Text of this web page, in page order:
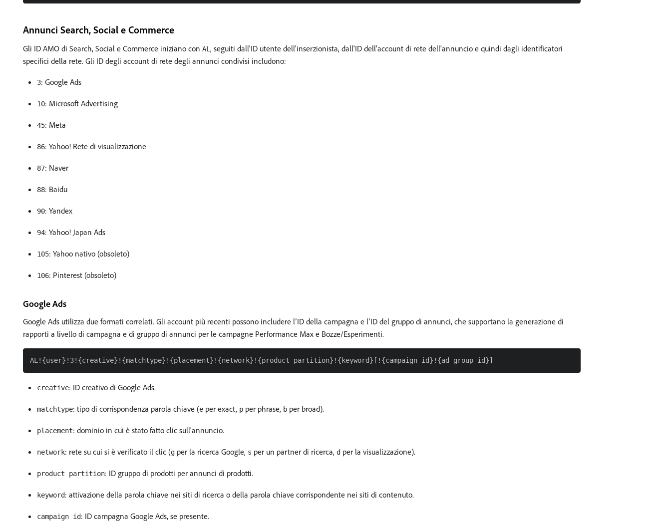
Annunci Search, Social e Commerce
Gli ID AMO di Search, Social e Commerce iniziano con AL , seguiti dall'ID utente dell'inserzionista, dall'ID dell'account di rete dell'annuncio e quindi dagli identificatori
specifici della rete. Gli ID degli account di rete degli annunci condivisi includono:
3: Google Ads
10: Microsoft Advertising
45: Meta
86: Yahoo! Rete di visualizzazione
87: Naver
88: Baidu
90: Yandex
94: Yahoo! Japan Ads
105: Yahoo nativo (obsoleto)
106: Pinterest (obsoleto)
Google Ads
Google Ads utilizza due formati correlati. Gli account più recenti possono includere l’ID della campagna e l’ID del gruppo di annunci, che supportano la generazione di
rapporti a livello di campagna e di gruppo di annunci per le campagne Performance Max e Bozze/Esperimenti.
creative: ID creativo di Google Ads.
matchtype: tipo di corrispondenza parola chiave (e per exact, p per phrase, b per broad).
placement: dominio in cui è stato fatto clic sull'annuncio.
network: rete su cui si è verificato il clic (g per la ricerca Google, s per un partner di ricerca, d per la visualizzazione).
product partition: ID gruppo di prodotti per annunci di prodotti.
keyword: attivazione della parola chiave nei siti di ricerca o della parola chiave corrispondente nei siti di contenuto.
campaign id: ID campagna Google Ads, se presente.